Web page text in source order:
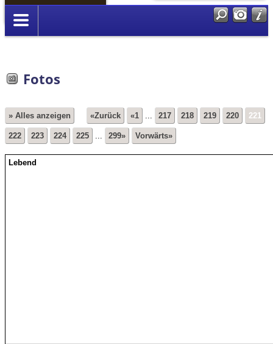
Anmelden
Fotos
» Alles anzeigen «Zurück «1 ... 217 218 219 220 221
222 223 224 225 ... 299» Vorwärts»
Lebend